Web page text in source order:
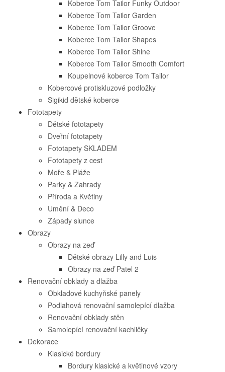
Koberce Tom Tailor Funky Outdoor
Koberce Tom Tailor Garden
Koberce Tom Tailor Groove
Koberce Tom Tailor Shapes
Koberce Tom Tailor Shine
Koberce Tom Tailor Smooth Comfort
Koupelnové koberce Tom Tailor
Kobercové protiskluzové podložky
Sigikid dětské koberce
Fototapety
Dětské fototapety
Dveřní fototapety
Fototapety SKLADEM
Fototapety z cest
Moře & Pláže
Parky & Zahrady
Příroda a Květiny
Umění & Deco
Západy slunce
Obrazy
Obrazy na zeď
Dětské obrazy Lilly and Luis
Obrazy na zeď Patel 2
Renovační obklady a dlažba
Obkladové kuchyňské panely
Podlahová renovační samolepící dlažba
Renovační obklady stěn
Samolepící renovační kachličky
Dekorace
Klasické bordury
Bordury klasické a květinové vzory